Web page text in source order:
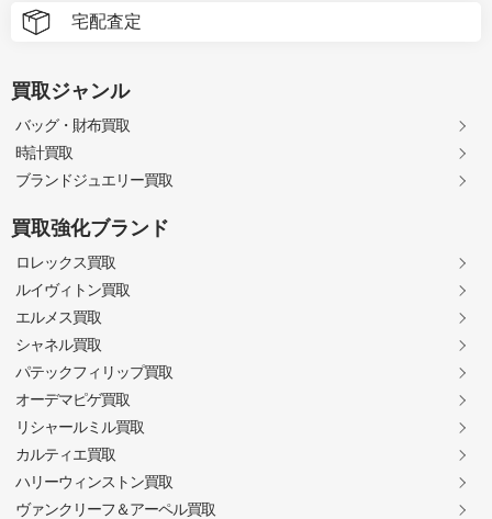
宅配査定
買取ジャンル
バッグ・財布買取
時計買取
ブランドジュエリー買取
買取強化ブランド
ロレックス買取
ルイヴィトン買取
エルメス買取
シャネル買取
パテックフィリップ買取
オーデマピゲ買取
リシャールミル買取
カルティエ買取
ハリーウィンストン買取
ヴァンクリーフ＆アーペル買取